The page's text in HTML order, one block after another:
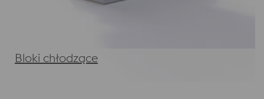
Bloki chłodzące